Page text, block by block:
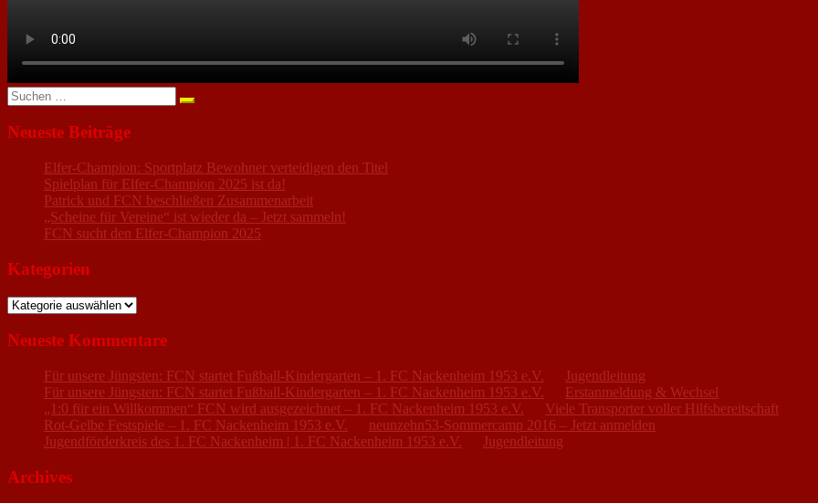
Suchen
nach:
Neueste Beiträge
Elfer-Champion: Sportplatz Bewohner verteidigen den Titel
Spielplan für Elfer-Champion 2025 ist da!
Patrick und FCN beschließen Zusammenarbeit
„Scheine für Vereine“ ist wieder da – Jetzt sammeln!
FCN sucht den Elfer-Champion 2025
Kategorien
Kategorien
Neueste Kommentare
Für unsere Jüngsten: FCN startet Fußball-Kindergarten – 1. FC Nackenheim 1953 e.V.
Jugendleitung
Für unsere Jüngsten: FCN startet Fußball-Kindergarten – 1. FC Nackenheim 1953 e.V.
Erstanmeldung & Wechsel
„1:0 für ein Willkommen“ FCN wird ausgezeichnet – 1. FC Nackenheim 1953 e.V.
Viele Transporter voller Hilfsbereitschaft
Rot-Gelbe Festspiele – 1. FC Nackenheim 1953 e.V.
neunzehn53-Sommercamp 2016 – Jetzt anmelden
Jugendförderkreis des 1. FC Nackenheim | 1. FC Nackenheim 1953 e.V.
Jugendleitung
Archives